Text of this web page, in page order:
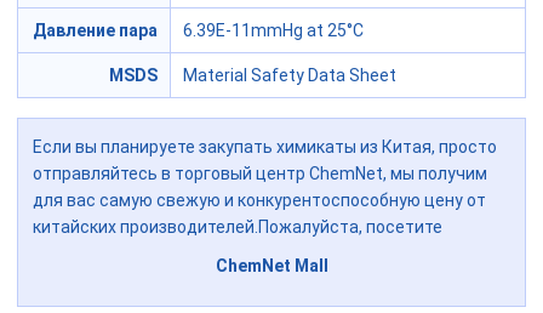
Давление пара 6.39E-11mmHg at 25°C
MSDS Material Safety Data Sheet
Если вы планируете закупать химикаты из Китая, просто
отправляйтесь в торговый центр ChemNet, мы получим
для вас самую свежую и конкурентоспособную цену от
китайских производителей.Пожалуйста, посетите
ChemNet Mall